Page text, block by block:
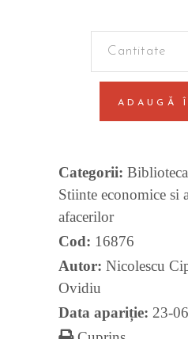
ADAUGĂ
Categorii:
Stiinte economice si
afacerilor
Cod: 16876
Autor: Nicolescu
Ovidiu
Data apariție: 23-